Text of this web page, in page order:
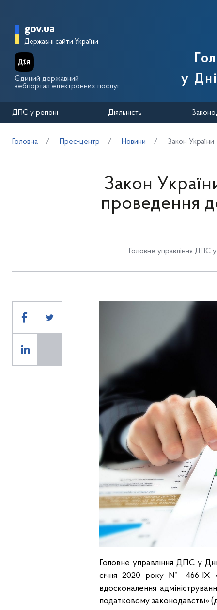
Головна сторінка Державної
gov.ua
Державні сайти України
Єдиний державний
вебпортал електронних послуг
у
ДПС у регіоні Діяльність
Головна Прес-центр Новини Закон
Закон
проведення
Головне управління ДПС
Головне управління ДПС у
січня 2020 року № 466-ІХ
вдосконалення
податковому законодавстві»